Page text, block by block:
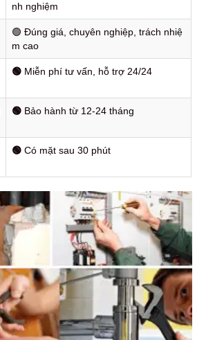
nh nghiệm
🟢 Đúng giá, chuyên nghiệp, trách nhiệ
m cao
🟢 Miễn phí tư vấn, hỗ trợ 24/24
🟢 Bảo hành từ 12-24 tháng
🟢 Có mặt sau 30 phút